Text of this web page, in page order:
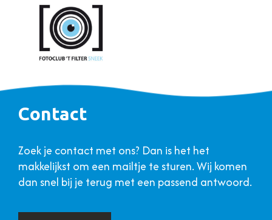
Contact
Zoek je contact met ons? Dan is het het
makkelijkst om een mailtje te sturen. Wij komen
dan snel bij je terug met een passend antwoord.